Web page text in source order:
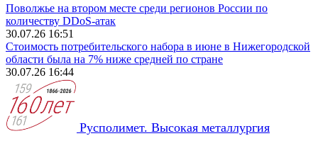
Поволжье на втором месте среди регионов России по
количеству DDoS-атак
30.07.26 16:51
Стоимость потребительского набора в июне в Нижегородской
области была на 7% ниже средней по стране
30.07.26 16:44
Русполимет. Высокая металлургия